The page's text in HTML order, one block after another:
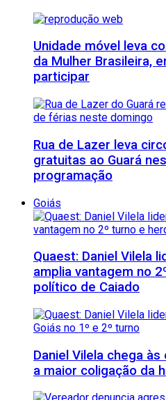
Unidade móvel leva
da Mulher Brasileira,
participar
Rua de Lazer leva
gratuitas ao Guará
programação
Goiás
Quaest: Daniel Vilela
amplia vantagem no
político de Caiado
Daniel Vilela chega
a maior coligação da